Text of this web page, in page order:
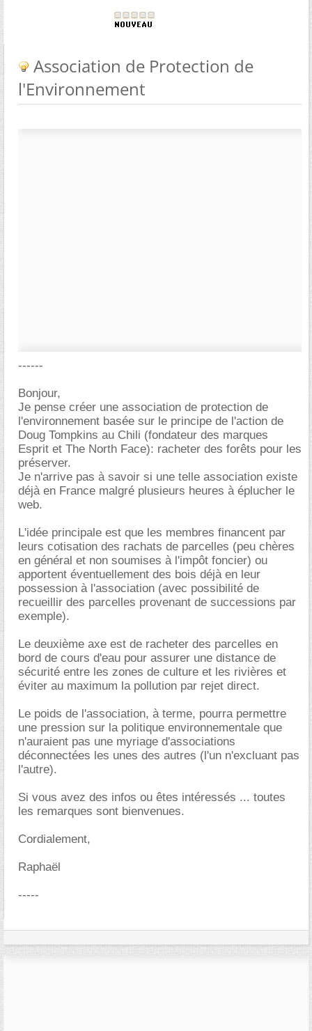
Association de Protection de
l'Environnement
------
Bonjour,
Je pense créer une association de protection de
l'environnement basée sur le principe de l'action de
Doug Tompkins au Chili (fondateur des marques
Esprit et The North Face): racheter des forêts pour les
préserver.
Je n'arrive pas à savoir si une telle association existe
déjà en France malgré plusieurs heures à éplucher le
web.
L'idée principale est que les membres financent par
leurs cotisation des rachats de parcelles (peu chères
en général et non soumises à l'impôt foncier) ou
apportent éventuellement des bois déjà en leur
possession à l'association (avec possibilité de
recueillir des parcelles provenant de successions par
exemple).
Le deuxième axe est de racheter des parcelles en
bord de cours d'eau pour assurer une distance de
sécurité entre les zones de culture et les rivières et
éviter au maximum la pollution par rejet direct.
Le poids de l'association, à terme, pourra permettre
une pression sur la politique environnementale que
n'auraient pas une myriage d'associations
déconnectées les unes des autres (l'un n'excluant pas
l'autre).
Si vous avez des infos ou êtes intéressés ... toutes
les remarques sont bienvenues.
Cordialement,
Raphaël
-----